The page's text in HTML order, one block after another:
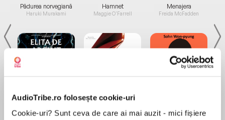
AudioTribe.ro folosește cookie-uri
Cookie-uri? Sunt ceva de care ai mai auzit - mici fișiere
Pădurea norvegiană
Haruki Murakami
Elita de Argint (Elita
Hamnet
Maggie O'Farrell
Diavolul se îmbracă de
Menajera
Freida McFadden